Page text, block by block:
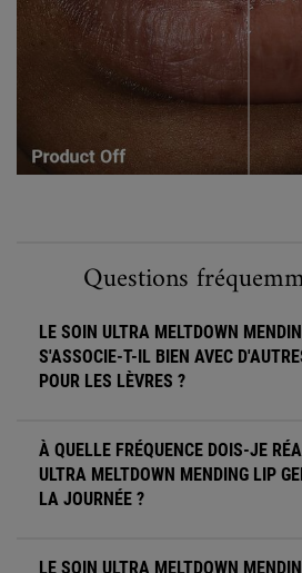
Questions
LE SOIN ULTRA MELTDOWN
S'ASSOCIE-T-IL BIEN AVEC
POUR LES LÈVRES ?
À QUELLE FRÉQUENCE DOIS-JE
ULTRA MELTDOWN MENDING LIP
LA JOURNÉE ?
LE SOIN ULTRA MELTDOWN